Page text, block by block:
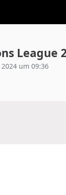
League
um 09:36